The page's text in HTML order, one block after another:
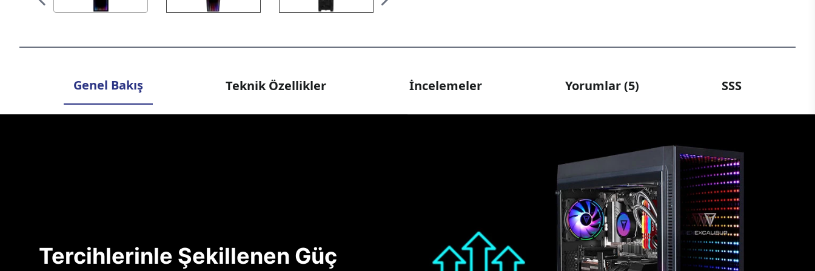
Genel Bakış Teknik Özellikler İncelemeler Yorumlar (5) SSS
Tercihlerinle Şekillenen Güç